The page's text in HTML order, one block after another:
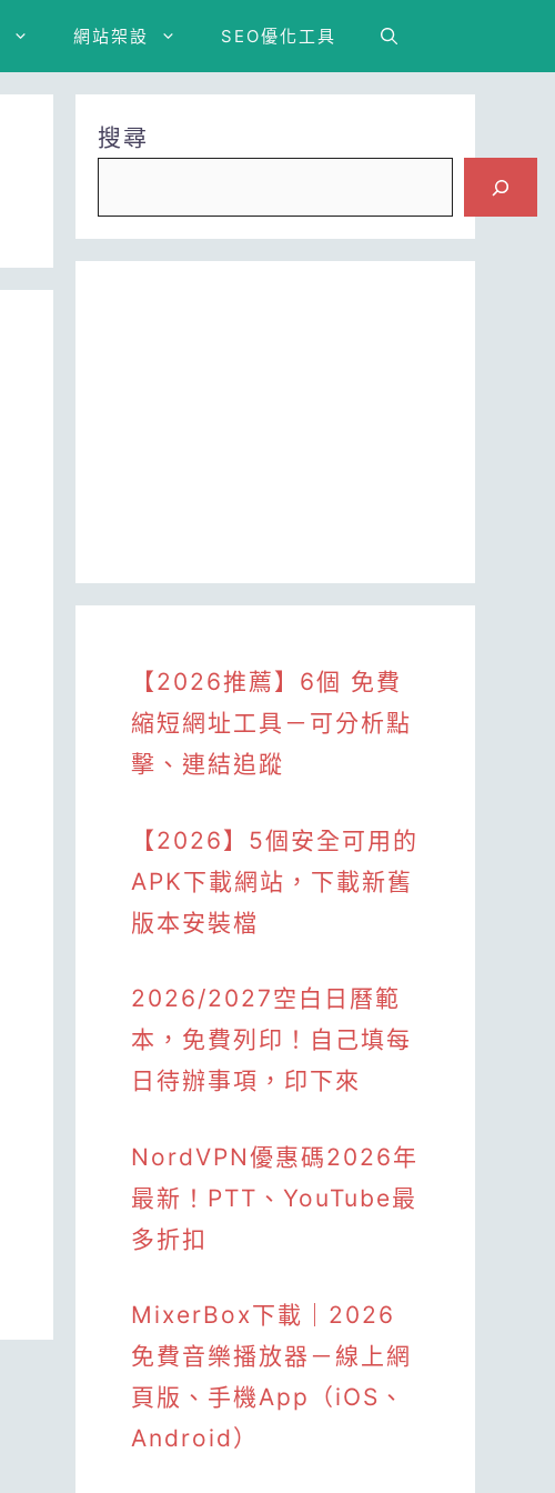
網站架設 SEO優化工具
搜尋
【2026推薦】6個 免費
縮短網址工具－可分析點
擊、連結追蹤
【2026】5個安全可用的
APK下載網站，下載新舊
版本安裝檔
2026/2027空白日曆範
本，免費列印！自己填每
日待辦事項，印下來
NordVPN優惠碼2026年
最新！PTT、YouTube最
多折扣
MixerBox下載｜2026
免費音樂播放器－線上網
頁版、手機App（iOS、
Android）